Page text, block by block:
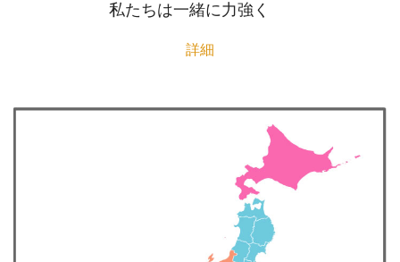
私たちは一緒に力強く
詳細